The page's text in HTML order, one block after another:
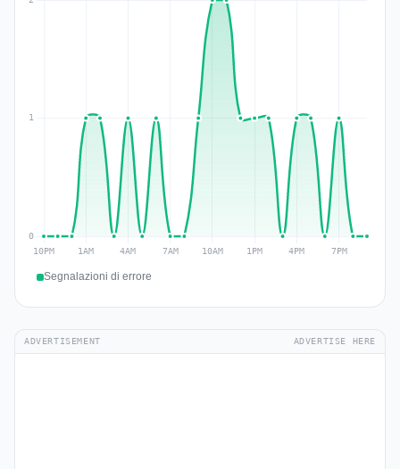
Segnalazioni di errore
ADVERTISEMENT ADVERTISE HERE